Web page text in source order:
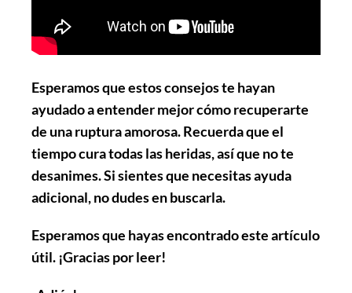
Esperamos que estos consejos te hayan
ayudado a entender mejor cómo recuperarte
de una ruptura amorosa. Recuerda que el
tiempo cura todas las heridas, así que no te
desanimes. Si sientes que necesitas ayuda
adicional, no dudes en buscarla.
Esperamos que hayas encontrado este artículo
útil. ¡Gracias por leer!